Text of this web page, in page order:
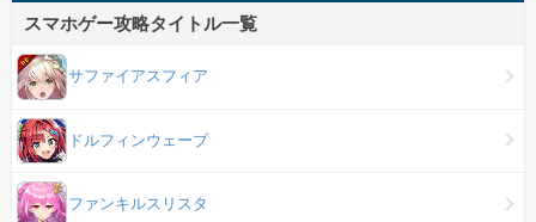
スマホゲー攻略タイトル一覧
サファイアスフィア
ドルフィンウェーブ
ファンキルスリスタ